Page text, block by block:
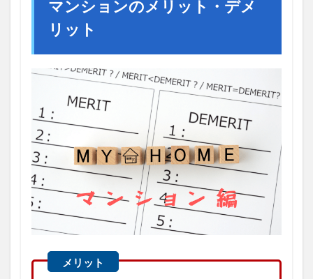
マンションのメリット・デメ
リット